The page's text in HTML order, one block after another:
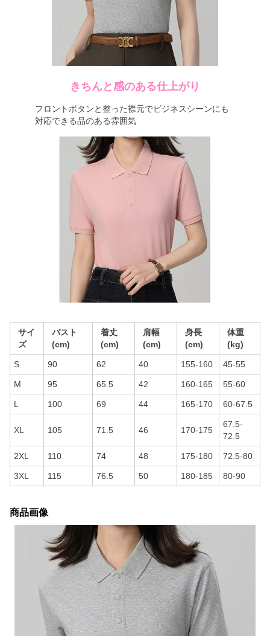
きちんと感のある仕上がり
フロントボタンと整った襟元でビジネスシーンにも
対応できる品のある雰囲気
サイ
ズ
バスト
(cm)
着丈
(cm)
肩幅
(cm)
身長
(cm)
体重
(kg)
S 90 62 40 155-160 45-55
M 95 65.5 42 160-165 55-60
L 100 69 44 165-170 60-67.5
XL 105 71.5 46 170-175
67.5-
72.5
2XL 110 74 48 175-180 72.5-80
3XL 115 76.5 50 180-185 80-90
商品画像